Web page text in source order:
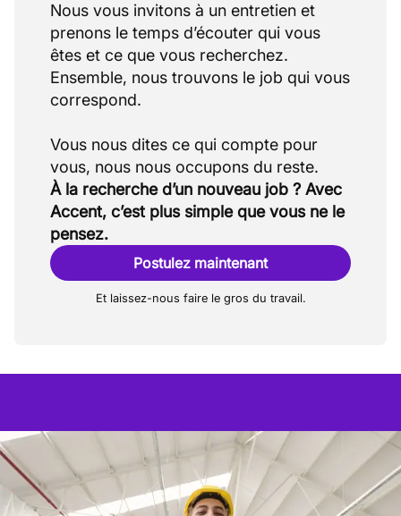
Nous vous invitons à un entretien et
prenons le temps d’écouter qui vous
êtes et ce que vous recherchez.
Ensemble, nous trouvons le job qui vous
correspond.
Vous nous dites ce qui compte pour
À la recherche d’un nouveau job ? Avec
Accent, c’est plus simple que vous ne le
pensez.
Postulez maintenant
Et laissez-nous faire le gros du travail.